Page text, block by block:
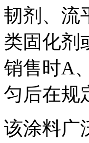
韧剂、流
类固化剂
销售时A
匀后在规
该涂料广